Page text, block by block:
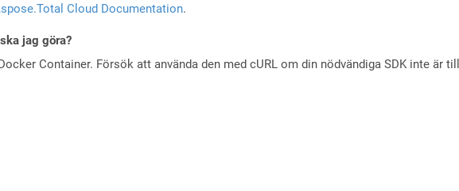
Cloud Documentation.
jag göra?
Container. Försök att använda den med cURL om din nödvändiga SDK inte är